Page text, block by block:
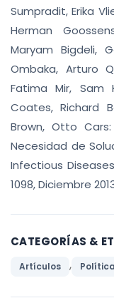
Sumpradit, Erika
Herman
Maryam Bigdeli,
Ombaka, Arturo
Fatima Mir, Sam
Coates, Richard
Brown, Otto
Necesidad de
Infectious
1098, Diciembre
CATEGORÍAS &
Artículos ,